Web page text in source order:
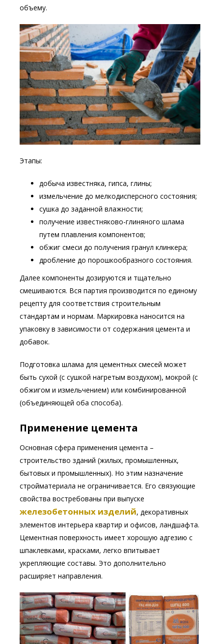
объему.
Этапы:
добыча известняка, гипса, глины;
измельчение до мелкодисперсного состояния;
сушка до заданной влажности;
получение известняково-глиняного шлама
путем плавления компонентов;
обжиг смеси до получения гранул клинкера;
дробление до порошкообразного состояния.
Далее компоненты дозируются и тщательно
смешиваются. Вся партия производится по единому
рецепту для соответствия строительным
стандартам и нормам. Маркировка наносится на
упаковку в зависимости от содержания цемента и
добавок.
Подготовка шлама для цементных смесей может
быть сухой (с сушкой нагретым воздухом), мокрой (с
обжигом и измельчением) или комбинированной
(объединяющей оба способа).
Применение цемента
Основная сфера применения цемента –
строительство зданий (жилых, промышленных,
бытовых и промышленных). Но этим назначение
стройматериала не ограничивается. Его связующие
свойства востребованы при выпуске
железобетонных изделий, декоративных
элементов интерьера квартир и офисов, ландшафта.
Цементная поверхность имеет хорошую адгезию с
шпаклевками, красками, легко впитывает
укрепляющие составы. Это дополнительно
расширяет направления.